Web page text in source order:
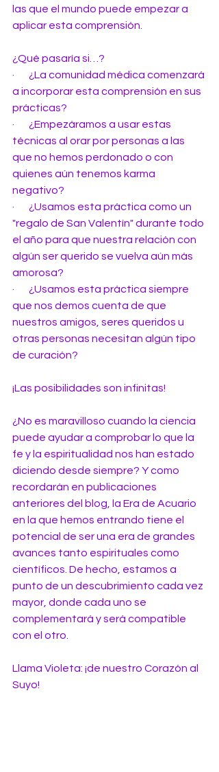
las que el mundo puede empezar a
aplicar esta comprensión.
¿Qué pasaría si…?
·       ¿La comunidad médica comenzará
a incorporar esta comprensión en sus
prácticas?
·       ¿Empezáramos a usar estas
técnicas al orar por personas a las
que no hemos perdonado o con
quienes aún tenemos karma
negativo?
·       ¿Usamos esta práctica como un
"regalo de San Valentín" durante todo
el año para que nuestra relación con
algún ser querido se vuelva aún más
amorosa?
·       ¿Usamos esta práctica siempre
que nos demos cuenta de que
nuestros amigos, seres queridos u
otras personas necesitan algún tipo
de curación?
¡Las posibilidades son infinitas!
¿No es maravilloso cuando la ciencia
puede ayudar a comprobar lo que la
fe y la espiritualidad nos han estado
diciendo desde siempre? Y como
recordarán en publicaciones
anteriores del blog, la Era de Acuario
en la que hemos entrando tiene el
potencial de ser una era de grandes
avances tanto espirituales como
científicos. De hecho, estamos a
punto de un descubrimiento cada vez
mayor, donde cada uno se
complementará y será compatible
con el otro.
Llama Violeta: ¡de nuestro Corazón al
Suyo!